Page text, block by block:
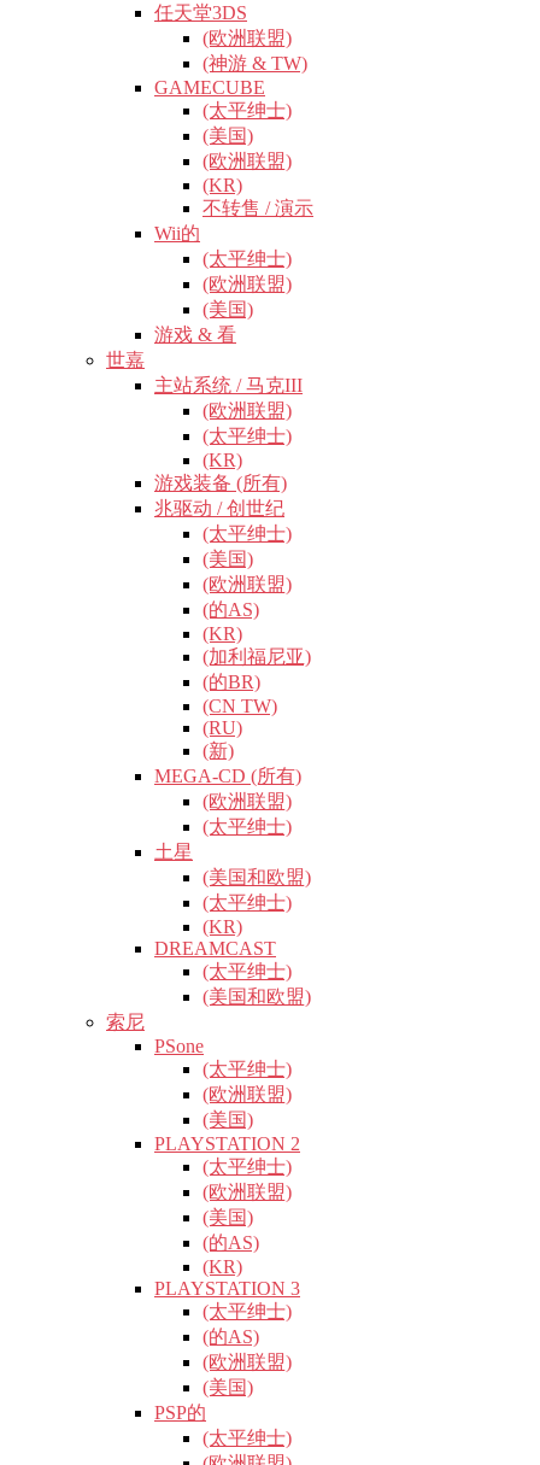
任天堂3DS
(欧洲联盟)
(神游 & TW)
GAMECUBE
(太平绅士)
(美国)
(欧洲联盟)
(KR)
不转售 / 演示
Wii的
(太平绅士)
(欧洲联盟)
(美国)
游戏 & 看
世嘉
主站系统 / 马克III
(欧洲联盟)
(太平绅士)
(KR)
游戏装备 (所有)
兆驱动 / 创世纪
(太平绅士)
(美国)
(欧洲联盟)
(的AS)
(KR)
(加利福尼亚)
(的BR)
(CN TW)
(RU)
(新)
MEGA-CD (所有)
(欧洲联盟)
(太平绅士)
土星
(美国和欧盟)
(太平绅士)
(KR)
DREAMCAST
(太平绅士)
(美国和欧盟)
索尼
PSone
(太平绅士)
(欧洲联盟)
(美国)
PLAYSTATION 2
(太平绅士)
(欧洲联盟)
(美国)
(的AS)
(KR)
PLAYSTATION 3
(太平绅士)
(的AS)
(欧洲联盟)
(美国)
PSP的
(太平绅士)